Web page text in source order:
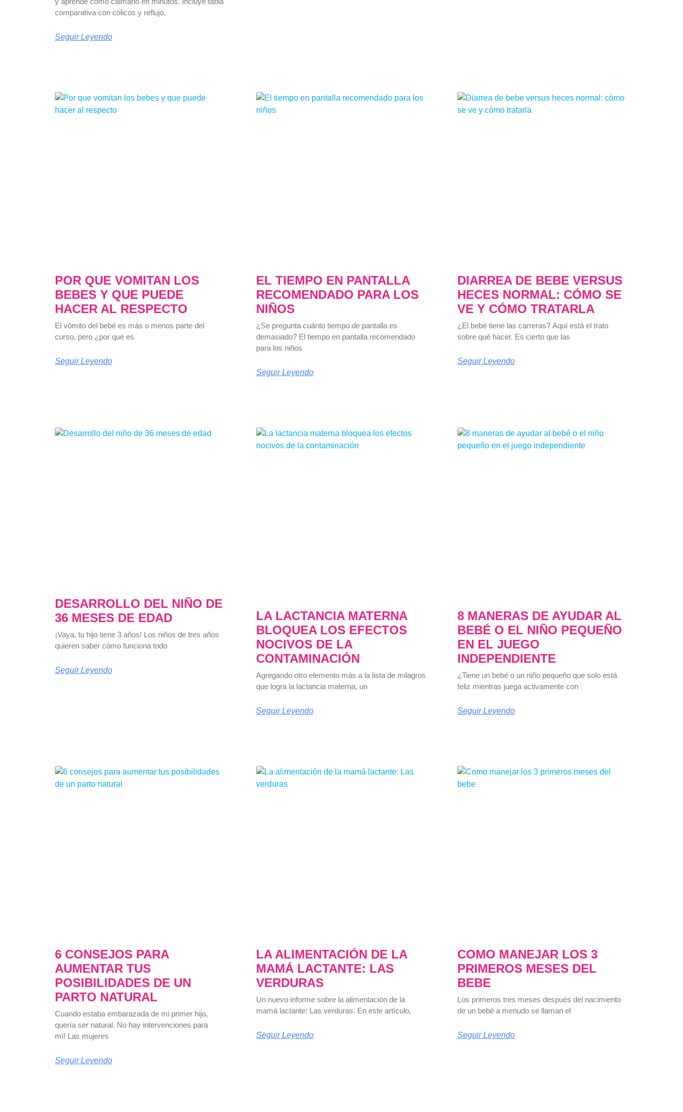
comparativa con cólicos y reflujo.
Seguir Leyendo
POR QUE VOMITAN LOS
BEBES Y QUE PUEDE
HACER AL RESPECTO
El vómito del bebé es más o menos parte del
curso, pero ¿por qué es
Seguir Leyendo
EL TIEMPO EN PANTALLA
RECOMENDADO PARA LOS
NIÑOS
¿Se pregunta cuánto tiempo de pantalla es
demasiado? El tiempo en pantalla recomendado
para los niños
Seguir Leyendo
DIARREA DE BEBE VERSUS
HECES NORMAL: CÓMO SE
VE Y CÓMO TRATARLA
¿El bebé tiene las carreras? Aquí está el trato
sobre qué hacer. Es cierto que las
Seguir Leyendo
DESARROLLO DEL NIÑO DE
36 MESES DE EDAD
¡Vaya, tu hijo tiene 3 años! Los niños de tres años
quieren saber cómo funciona todo
Seguir Leyendo
LA LACTANCIA MATERNA
BLOQUEA LOS EFECTOS
NOCIVOS DE LA
CONTAMINACIÓN
Agregando otro elemento más a la lista de milagros
que logra la lactancia materna, un
Seguir Leyendo
8 MANERAS DE AYUDAR AL
BEBÉ O EL NIÑO PEQUEÑO
EN EL JUEGO
INDEPENDIENTE
¿Tiene un bebé o un niño pequeño que solo está
feliz mientras juega activamente con
Seguir Leyendo
6 CONSEJOS PARA
AUMENTAR TUS
POSIBILIDADES DE UN
PARTO NATURAL
Cuando estaba embarazada de mi primer hijo,
quería ser natural. No hay intervenciones para
mí! Las mujeres
Seguir Leyendo
LA ALIMENTACIÓN DE LA
MAMÁ LACTANTE: LAS
VERDURAS
Un nuevo informe sobre la alimentación de la
mamá lactante: Las verduras. En este artículo,
Seguir Leyendo
COMO MANEJAR LOS 3
PRIMEROS MESES DEL
BEBE
Los primeros tres meses después del nacimiento
de un bebé a menudo se llaman el
Seguir Leyendo